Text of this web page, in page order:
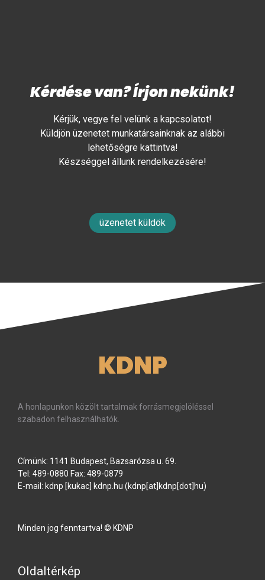
Kérdése van? Írjon nekünk!
Kérjük, vegye fel velünk a kapcsolatot!
Küldjön üzenetet munkatársainknak az alábbi
lehetőségre kattintva!
Készséggel állunk rendelkezésére!
üzenetet küldök
KDNP
A honlapunkon közölt tartalmak forrásmegjelöléssel
szabadon felhasználhatók.
Címünk: 1141 Budapest, Bazsarózsa u. 69.
Tel: 489-0880 Fax: 489-0879
E-mail: kdnp [kukac] kdnp.hu (kdnp[at]kdnp[dot]hu)
Minden jog fenntartva! © KDNP
Oldaltérkép